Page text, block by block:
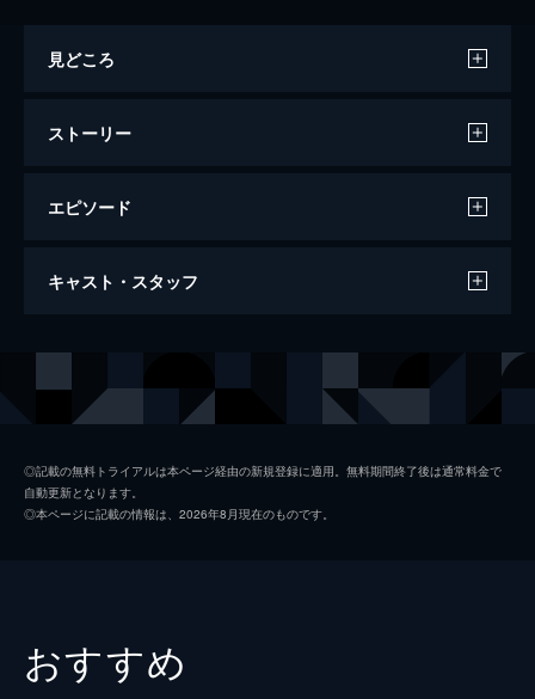
見どころ
ストーリー
エピソード
ジェイルブレイク
キャスト・スタッフ
ダラ・アワー
◎記載の無料トライアルは本ページ経由の新規登録に適用。無料期間終了後は通常料金で
自動更新となります。
◎本ページに記載の情報は、2026年8月現在のものです。
おすすめ